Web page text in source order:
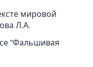
мировой
Л.А.
"Фальшивая